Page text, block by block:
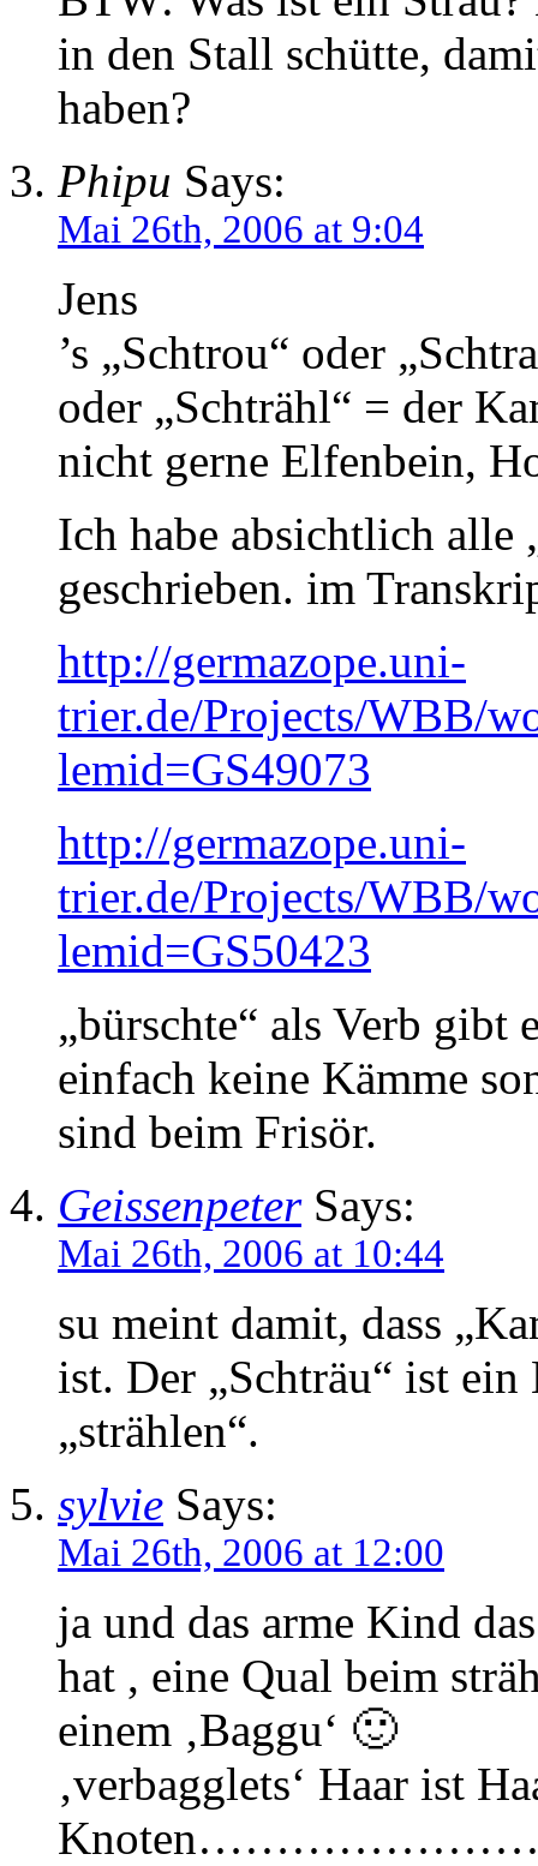
in den Stall schütte,
haben?
Phipu Says:
Mai 26th, 2006 at 9:04
Jens
’s „Schtrou“ oder
oder „Schträhl“ = der
nicht gerne Elfenbein,
Ich habe absichtlich alle
geschrieben. im
http://germazope.uni-
trier.de/Projects/WBB/
lemid=GS49073
http://germazope.uni-
trier.de/Projects/WBB/
lemid=GS50423
„bürschte“ als Verb gibt
einfach keine Kämme
sind beim Frisör.
GeissenpeterSays:
Mai 26th, 2006 at 10:44
su meint damit, dass
ist. Der „Schträu“ ist
„strählen“.
sylvie Says:
Mai 26th, 2006 at 12:00
ja und das arme Kind
hat , eine Qual beim
einem ‚Baggu‘ 🙂
‚verbagglets‘ Haar ist